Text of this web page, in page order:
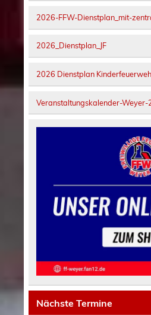
2026-FFW-Dienstplan_mit-
2026_Dienstplan_JF
2026 Dienstplan
Veranstaltungskalender-Weyer-
Nächste Termine